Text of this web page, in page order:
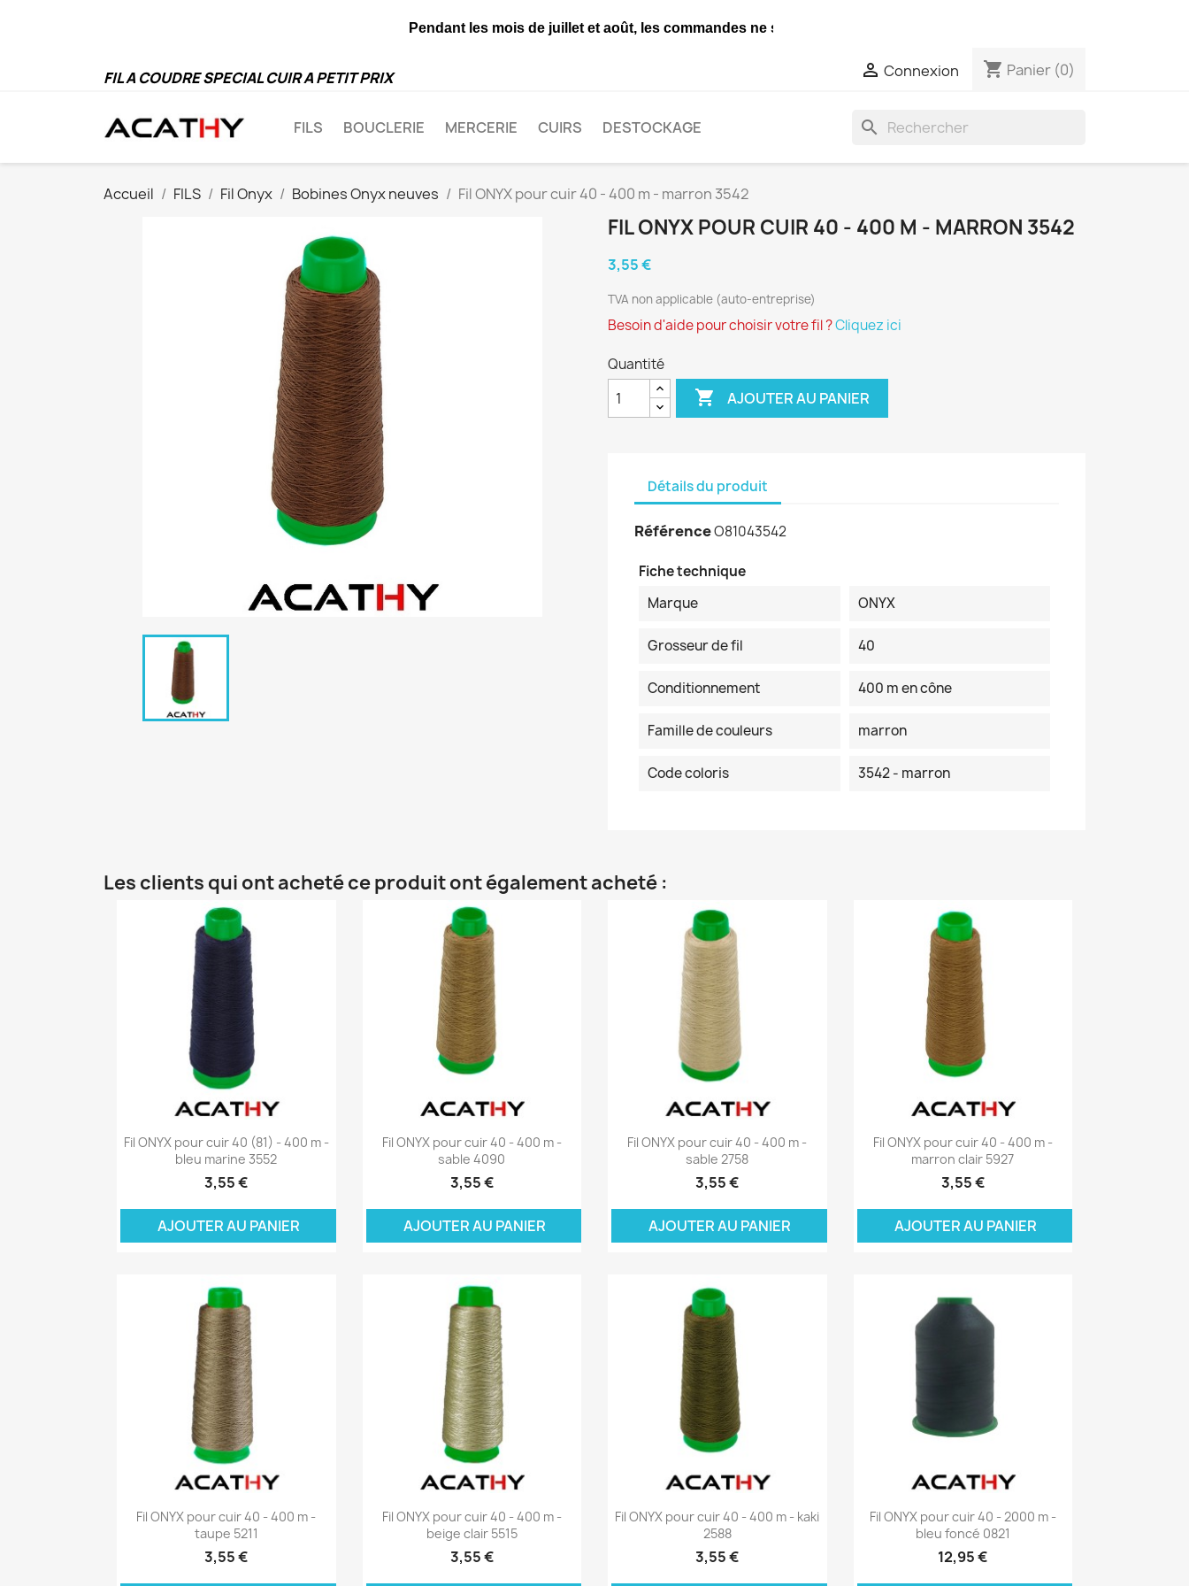
Pendant les mois de juillet et août, les commandes ne seront expédiées qu'une seule fois par semaine
FIL A COUDRE SPECIAL CUIR A PETIT PRIX  Connexion shopping_cart Panier (0)
FILS BOUCLERIE MERCERIE CUIRS DESTOCKAGE search
Accueil FILS Fil Onyx Bobines Onyx neuves Fil ONYX pour cuir 40 - 400 m - marron 3542
FIL ONYX POUR CUIR 40 - 400 M - MARRON 3542
3,55 €
TVA non applicable (auto-entreprise)
Besoin d'aide pour choisir votre fil ?Cliquez ici
Quantité
 AJOUTER AU PANIER
Détails du produit
RéférenceO81043542
Fiche technique
Marque
ONYX
Grosseur de fil 40
Conditionnement 400 m en cône
Famille de couleurs marron
Code coloris 3542 - marron
Les clients qui ont acheté ce produit ont également acheté :
Aperçu rapide
Fil ONYX pour cuir 40 (81) - 400 m -
bleu marine 3552
3,55 €
AJOUTER AU PANIER
Aperçu rapide
Fil ONYX pour cuir 40 - 400 m -
sable 4090
3,55 €
AJOUTER AU PANIER
Aperçu rapide
Fil ONYX pour cuir 40 - 400 m -
sable 2758
3,55 €
AJOUTER AU PANIER
Aperçu rapide
Fil ONYX pour cuir 40 - 400 m -
marron clair 5927
3,55 €
AJOUTER AU PANIER
Aperçu rapide
Fil ONYX pour cuir 40 - 400 m -
taupe 5211
3,55 €
Aperçu rapide
Fil ONYX pour cuir 40 - 400 m -
beige clair 5515
3,55 €
Aperçu rapide
Fil ONYX pour cuir 40 - 400 m - kaki
2588
3,55 €
Aperçu rapide
Fil ONYX pour cuir 40 - 2000 m -
bleu foncé 0821
12,95 €